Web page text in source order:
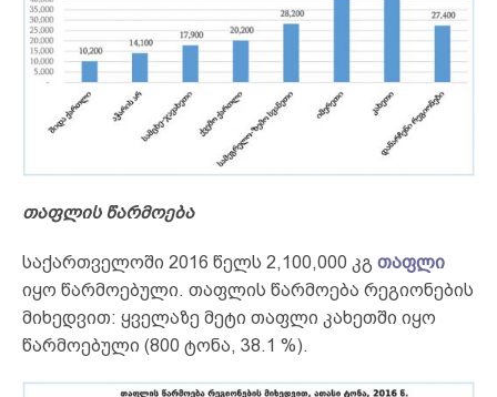
თაფლის წარმოება
საქართველოში 2016 წელს 2,100,000 კგ თაფლი
იყო წარმოებული. თაფლის წარმოება რეგიონების
მიხედვით: ყველაზე მეტი თაფლი კახეთში იყო
წარმოებული (800 ტონა, 38.1 %).